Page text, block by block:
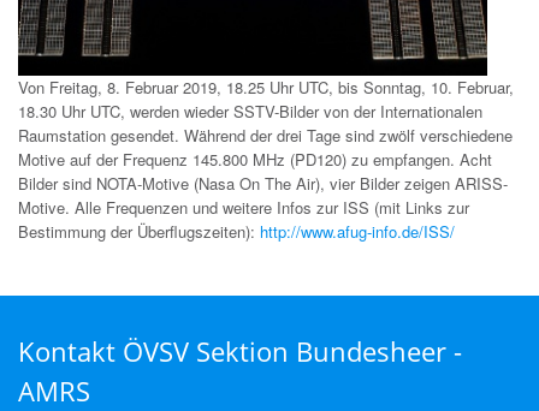
Von Freitag, 8. Februar 2019, 18.25 Uhr UTC, bis Sonntag, 10. Februar,
18.30 Uhr UTC, werden wieder SSTV-Bilder von der Internationalen
Raumstation gesendet. Während der drei Tage sind zwölf verschiedene
Motive auf der Frequenz 145.800 MHz (PD120) zu empfangen. Acht
Bilder sind NOTA-Motive (Nasa On The Air), vier Bilder zeigen ARISS-
Motive. Alle Frequenzen und weitere Infos zur ISS (mit Links zur
Bestimmung der Überflugszeiten): http://www.afug-info.de/ISS/
Kontakt ÖVSV Sektion Bundesheer -
AMRS